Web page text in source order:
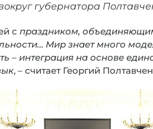
губернатора
с праздником,
Мир знает много
– интеграция на основе
, – считает Георгий